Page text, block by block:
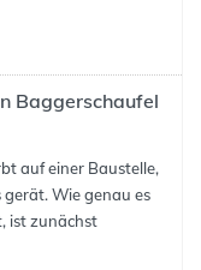
Baggerschaufel
auf einer Baustelle,
gerät. Wie genau es
ist zunächst